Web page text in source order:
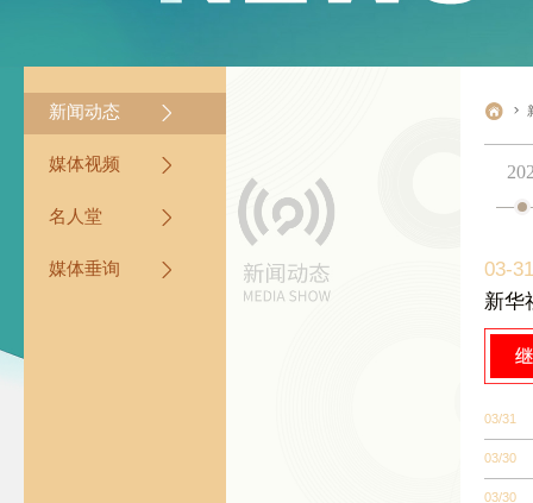
媒体垂询
联系我们
新闻动态
媒体视频
名人堂
媒体垂询
03-
新华
03/31
03/30
03/30